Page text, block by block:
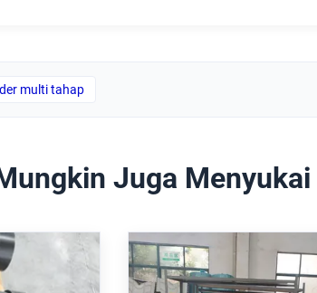
multi tahap
Juga Menyukai